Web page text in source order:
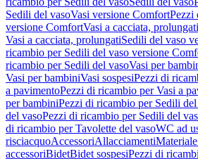
Sedili del vasoVasi versione ComfortPezzi
versione ComfortVasi a cacciata, prolungati
Vasi a cacciata, prolungatiSedili del vaso
ricambio per Sedili del vaso versione
ricambio per Sedili del vasoVasi per
Vasi per bambiniVasi sospesiPezzi di
a pavimentoPezzi di ricambio per Vasi a
per bambiniPezzi di ricambio per Sedili
del vasoPezzi di ricambio per Sedili del
di ricambio per Tavolette del vasoWC ad
risciacquoAccessoriAllacciamenti
accessoriBidetBidet sospesiPezzi di